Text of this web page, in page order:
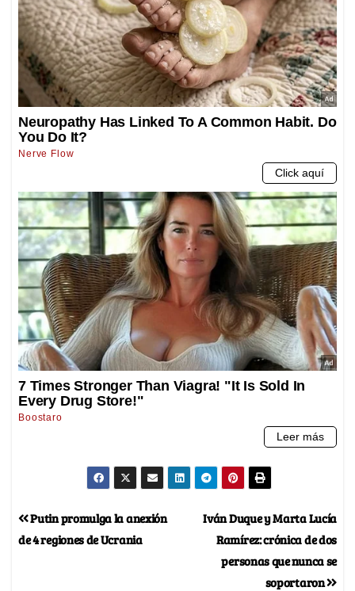
Iván Duque y Marta Lucía
Ramírez: crónica de dos
personas que nunca se
soportaron
Putin promulga la anexión
de 4 regiones de Ucrania